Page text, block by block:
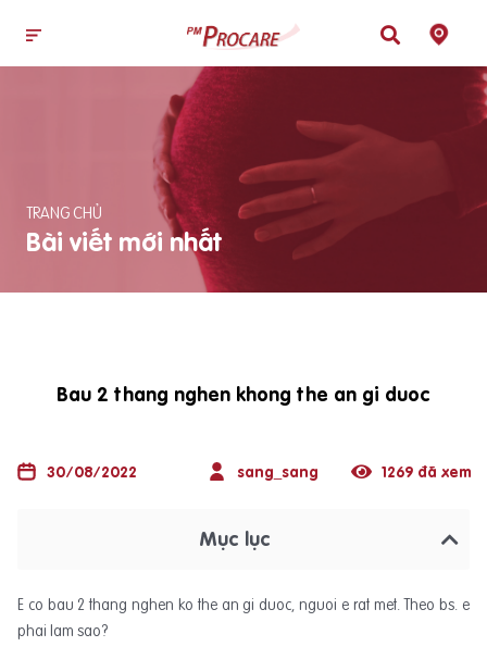
TRANG CHỦ
Bài viết mới nhất
Bau 2 thang nghen khong the an gi duoc
30/08/2022 sang_sang 1269 đã xem
Mục lục
E co bau 2 thang nghen ko the an gi duoc, nguoi e rat met. Theo bs. e
phai lam sao?